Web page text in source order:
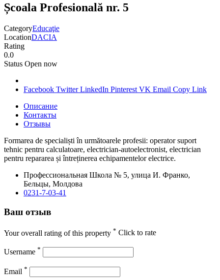
Școala Profesională nr. 5
CategoryEducaţie
LocationDACIA
Rating
0.0
Status Open now
Facebook TwitterLinkedIn Pinterest VK Email Copy Link
Описание
Контакты
Отзывы
Formarea de specialiști în următoarele profesii: operator suport
tehnic pentru calculatoare, electrician-autoelectronist, electrician
pentru repararea și întreținerea echipamentelor electrice.
Профессиональная Школа № 5, улица И. Франко,
Бельцы, Молдова
0231-7-03-41
Ваш отзыв
Your overall rating of this property * Click to rate
Username *
Email *